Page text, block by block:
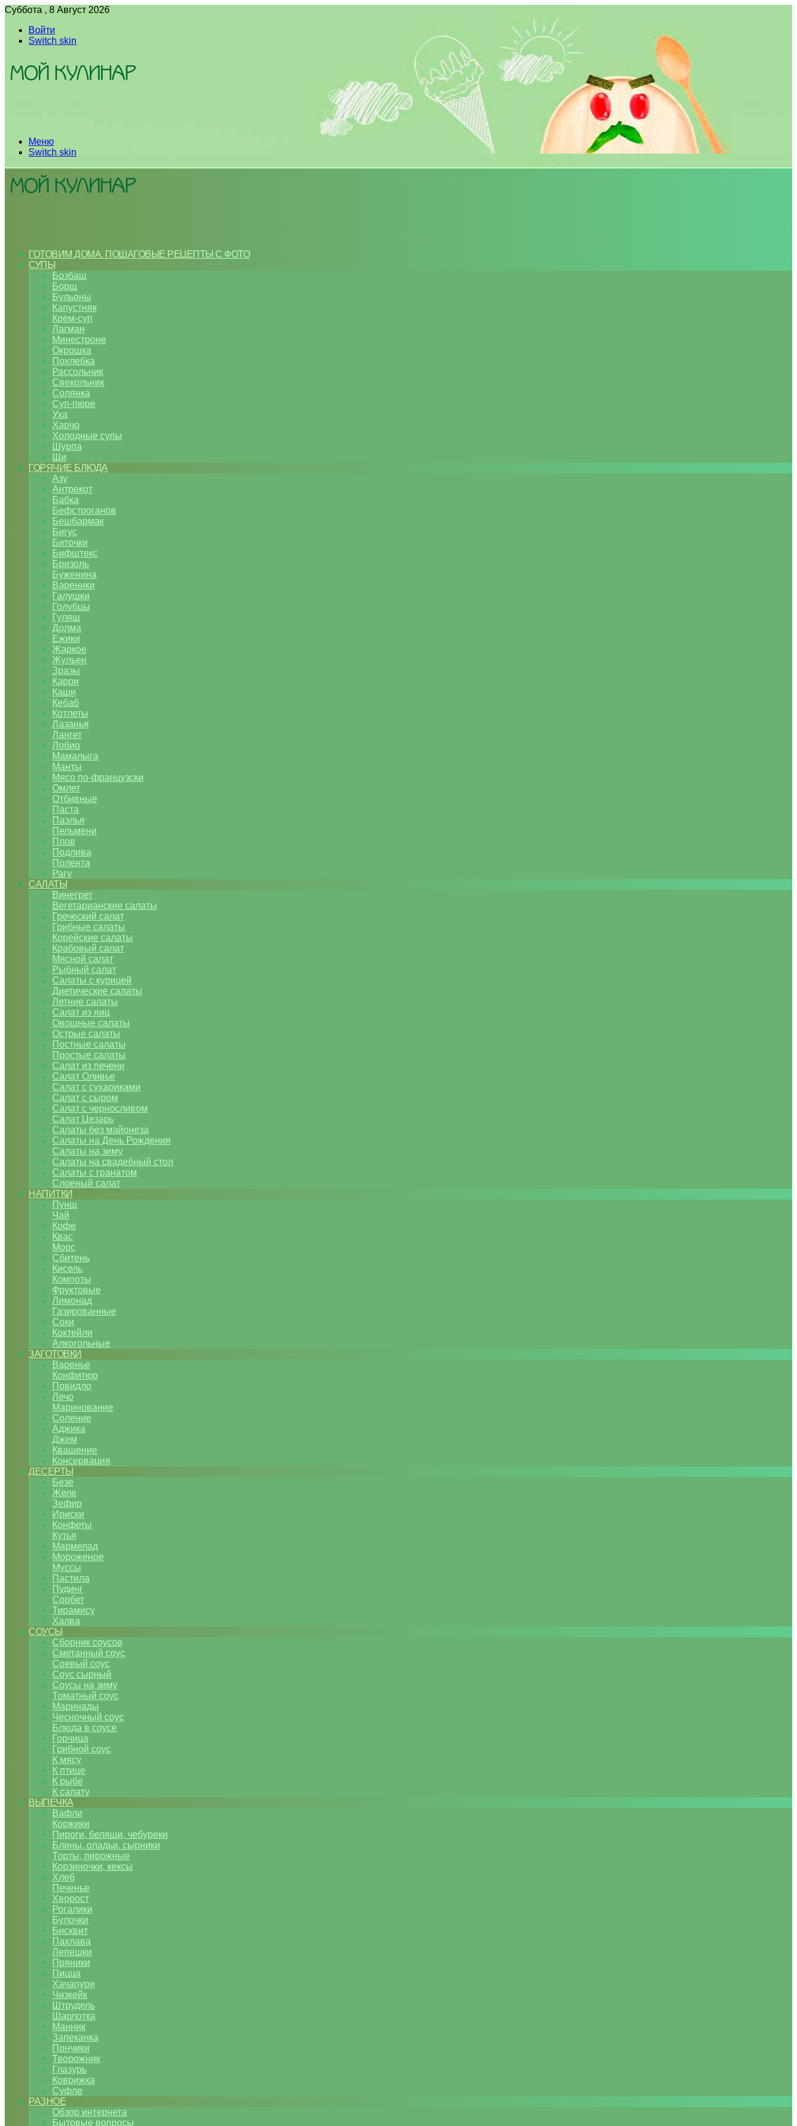
Суббота , 8 Август 2026
Войти
Switch skin
Меню
Switch skin
ГОТОВИМ ДОМА. ПОШАГОВЫЕ РЕЦЕПТЫ С ФОТО
СУПЫ
Бозбаш
Борщ
Бульоны
Капустняк
Крем-суп
Лагман
Минестроне
Окрошка
Похлебка
Рассольник
Свекольник
Солянка
Суп-пюре
Уха
Харчо
Холодные супы
Шурпа
Щи
ГОРЯЧИЕ БЛЮДА
Азу
Антрекот
Бабка
Бефстроганов
Бешбармак
Бигус
Биточки
Бифштекс
Бризоль
Буженина
Вареники
Галушки
Голубцы
Гуляш
Долма
Ежики
Жаркое
Жульен
Зразы
Карри
Каши
Кебаб
Котлеты
Лазанья
Лангет
Лобио
Мамалыга
Манты
Мясо по-французски
Омлет
Отбивные
Паста
Паэлья
Пельмени
Плов
Подлива
Полента
Рагу
САЛАТЫ
Винегрет
Вегетарианские салаты
Греческий салат
Грибные салаты
Корейские салаты
Крабовый салат
Мясной салат
Рыбный салат
Салаты с курицей
Диетические салаты
Летние салаты
Салат из яиц
Овощные салаты
Острые салаты
Постные салаты
Простые салаты
Салат из печени
Салат Оливье
Салат с сухариками
Салат с сыром
Салат с черносливом
Салат Цезарь
Салаты без майонеза
Салаты на День Рождения
Салаты на зиму
Салаты на свадебный стол
Салаты с гранатом
Слоеный салат
НАПИТКИ
Пунш
Чай
Кофе
Квас
Морс
Сбитень
Кисель
Компоты
Фруктовые
Лимонад
Газированные
Соки
Коктейли
Алкогольные
ЗАГОТОВКИ
Варенье
Конфитюр
Повидло
Лечо
Маринование
Соление
Аджика
Джем
Квашение
Консервация
ДЕСЕРТЫ
Безе
Желе
Зефир
Ириски
Конфеты
Кутья
Мармелад
Мороженое
Муссы
Пастила
Пудинг
Сорбет
Тирамису
Халва
СОУСЫ
Сборник соусов
Сметанный соус
Соевый соус
Соус сырный
Соусы на зиму
Томатный соус
Маринады
Чесночный соус
Блюда в соусе
Горчица
Грибной соус
К мясу
К птице
К рыбе
К салату
ВЫПЕЧКА
Вафли
Коржики
Пироги, беляши, чебуреки
Блины, оладьи, сырники
Торты, пирожные
Корзиночки, кексы
Хлеб
Печенье
Хворост
Рогалики
Булочки
Бисквит
Пахлава
Лепешки
Пряники
Пицца
Хачапури
Чизкейк
Штрудель
Шарлотка
Манник
Запеканка
Пончики
Творожник
Глазурь
Коврижка
Суфле
РАЗНОЕ
Обзор интернета
Бытовые вопросы